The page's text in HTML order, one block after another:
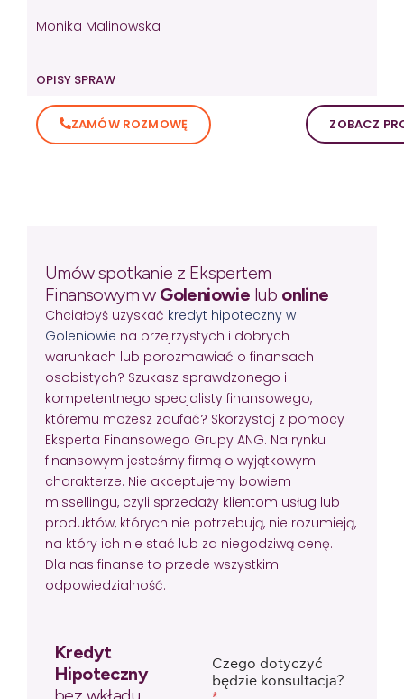
Monika Malinowska
OPISY SPRAW
ZAMÓW ROZMOWĘ ZOBACZ
Umów spotkanie z Ekspertem
Finansowym wGoleniowie lub online
Chciałbyś uzyskać kredyt hipoteczny w
Goleniowie na przejrzystych i dobrych
warunkach lub porozmawiać o finansach
osobistych? Szukasz sprawdzonego i
kompetentnego specjalisty finansowego,
któremu możesz zaufać? Skorzystaj z pomocy
Eksperta Finansowego Grupy ANG. Na rynku
finansowym jesteśmy firmą o wyjątkowym
charakterze. Nie akceptujemy bowiem
missellingu, czyli sprzedaży klientom usług lub
produktów, których nie potrzebują, nie rozumieją,
na który ich nie stać lub za niegodziwą cenę.
Dla nas finanse to przede wszystkim
odpowiedzialność.
Kredyt
Hipoteczny
Czego dotyczyć
będzie konsultacja?